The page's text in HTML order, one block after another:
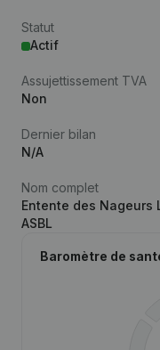
Statut
Actif
Assujettissement TVA
Non
Dernier bilan
N/A
Nom complet
Entente des Nageurs
ASBL
Baromètre de